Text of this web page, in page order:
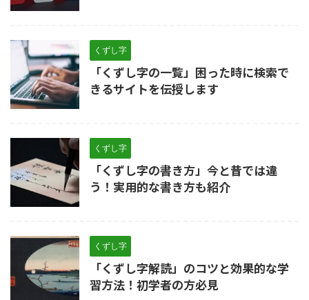
くずし字
「くずし字の一覧」困った時に検索で
きるサイトを伝授します
くずし字
「くずし字の書き方」今と昔では違
う！実用的な書き方も紹介
くずし字
「くずし字解読」のコツと効果的な学
習方法！初学者の方必見